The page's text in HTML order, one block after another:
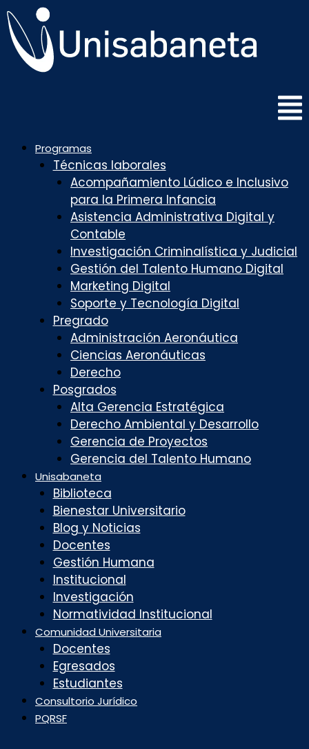
Saltar
al
contenido
Programas
Técnicas laborales
Acompañamiento Lúdico e Inclusivo
para la Primera Infancia
Asistencia Administrativa Digital y
Contable
Investigación Criminalística y Judicial
Gestión del Talento Humano Digital
Marketing Digital
Soporte y Tecnología Digital
Pregrado
Administración Aeronáutica
Ciencias Aeronáuticas
Derecho
Posgrados
Alta Gerencia Estratégica
Derecho Ambiental y Desarrollo
Gerencia de Proyectos
Gerencia del Talento Humano
Unisabaneta
Biblioteca
Bienestar Universitario
Blog y Noticias
Docentes
Gestión Humana
Institucional
Investigación
Normatividad Institucional
Comunidad Universitaria
Docentes
Egresados
Estudiantes
Consultorio Jurídico
PQRSF